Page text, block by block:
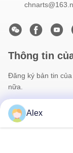
Thông tin
Đăng ký bản tin
nữa.
Alex